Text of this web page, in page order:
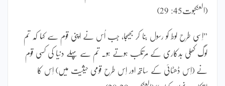
(العنکبوت45: 29)
”اِسی طرح لوط کو رسول بنا کر بھیجا، جب اُس نے اپنی قوم سے کہا کہ تم
لوگ کھلی بدکاری کے مرتکب ہوتے ہو۔ تم سے پہلے دنیا کی کسی قوم
نے (اِس ڈھٹائی کے ساتھ اور اِس طرح قومی حیثیت میں) اِس کا